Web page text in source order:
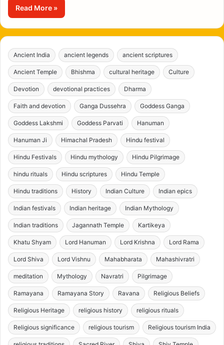
Read More »
Ancient India ancient legends ancient scriptures
Ancient Temple Bhishma cultural heritage Culture
Devotion devotional practices Dharma
Faith and devotion Ganga Dussehra Goddess Ganga
Goddess Lakshmi Goddess Parvati Hanuman
Hanuman Ji Himachal Pradesh Hindu festival
Hindu Festivals Hindu mythology Hindu Pilgrimage
hindu rituals Hindu scriptures Hindu Temple
Hindu traditions History Indian Culture Indian epics
Indian festivals Indian heritage Indian Mythology
Indian traditions Jagannath Temple Kartikeya
Khatu Shyam Lord Hanuman Lord Krishna Lord Rama
Lord Shiva Lord Vishnu Mahabharata Mahashivratri
meditation Mythology Navratri Pilgrimage
Ramayana Ramayana Story Ravana Religious Beliefs
Religious Heritage religious history religious rituals
Religious significance religious tourism Religious tourism India